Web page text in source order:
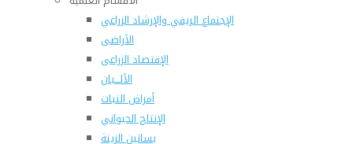
الإجتماع الريفي والإرشاد الزراعي
الأراضى
الإقتصاد الزراعى
الألـــبان
أمراض النبات
الإنتاج الحيواني
بساتين الزينة